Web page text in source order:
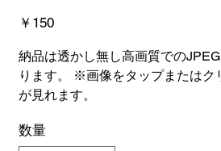
価
格
￥150
納品は透かし無し高画質での
ります。 ※画像をタップまたはク
が見れます。
数量